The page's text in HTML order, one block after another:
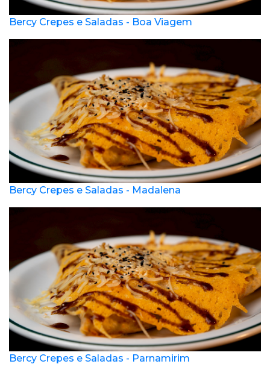
Bercy Crepes e Saladas - Boa Viagem
Bercy Crepes e Saladas - Madalena
Bercy Crepes e Saladas - Parnamirim